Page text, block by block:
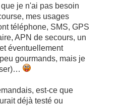
je n'ai pas besoin
mes usages
téléphone, SMS, GPS
APN de secours, un
éventuellement
gourmands, mais je
est-ce que
déjà testé ou